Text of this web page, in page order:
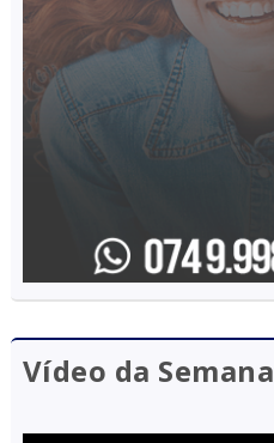
Vídeo da Semana